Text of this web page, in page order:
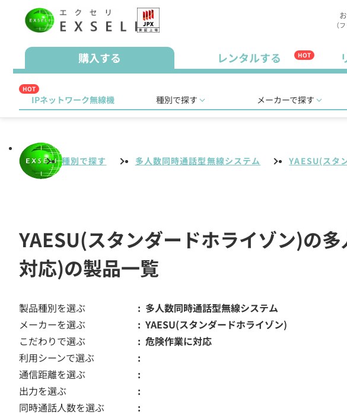
（
購入する レンタルする HOT
HOT
IPネットワーク無線機 種別で探す メーカーで探す
種別で探す 多人数同時通話型無線システム YAESU(スタ
YAESU(スタンダードホライゾン)の
対応)の製品一覧
製品種別を選ぶ
多人数同時通話型無線システム
メーカーを選ぶ
YAESU(スタンダードホライゾン)
こだわりで選ぶ
危険作業に対応
利用シーンで選ぶ
通信距離を選ぶ
出力を選ぶ
同時通話人数を選ぶ